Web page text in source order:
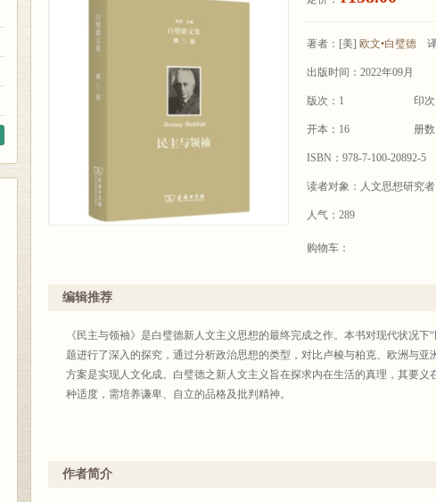
著者： [美] 欧文•白璧德
出版时间：2022年09月
版次：1 印
开本：16 册
ISBN：978-7-100-20892-5
读者对象：人文思想研究
人气：289
购物车：
编辑推荐
《民主与领袖》是白璧德新人文主义思想的最终完成之作。本书对现代状况下
题进行了深入的探究，通过分析政治思想的类型，对比卢梭与柏克、欧洲与
方案是实现人文化成。白璧德之新人文主义旨在探求内在生活的真理，其要义
种适度，需培养谦卑、自立的品格及批判精神。
作者简介